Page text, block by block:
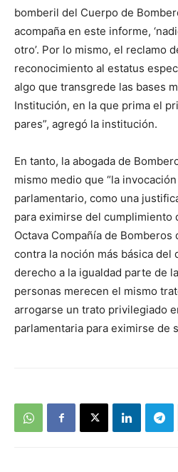
bomberil del Cuerpo de
acompaña en este informe,
otro’. Por lo mismo, el reclamo
reconocimiento al estatus
algo que transgrede las bases
Institución, en la que prima el
pares”, agregó la institución.
En tanto, la abogada de
mismo medio que “la
parlamentario, como una
para eximirse del cumplimiento
Octava Compañía de Bomberos
contra la noción más básica del
derecho a la igualdad parte de
personas merecen el mismo
arrogarse un trato privilegiado
parlamentaria para eximirse de